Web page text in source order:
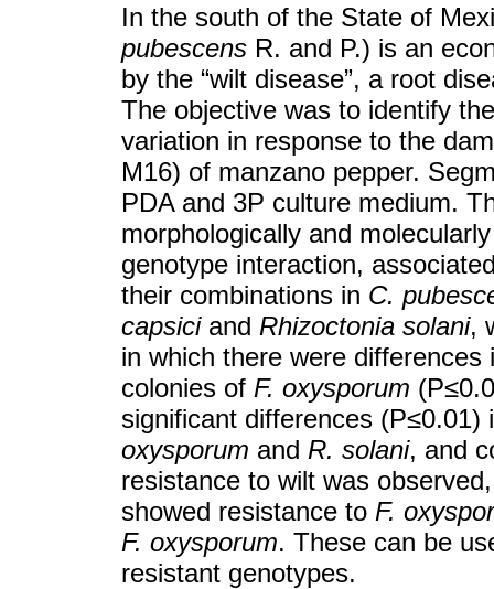
In the south of the State of
pubescens R. and P.) is an
by the “wilt disease”, a root
The objective was to identify
variation in response to the
M16) of manzano pepper.
PDA and 3P culture medium.
morphologically and
genotype interaction,
their combinations in C.
capsiciand Rhizoctonia solani,
in which there were
colonies of F. oxysporum
significant differences
oxysporum and R. solani, and
resistance to wilt was
showed resistance to F.
F. oxysporum. These can be
resistant genotypes.